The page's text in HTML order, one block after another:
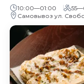
10:00—01:00
Самовывоз ул.